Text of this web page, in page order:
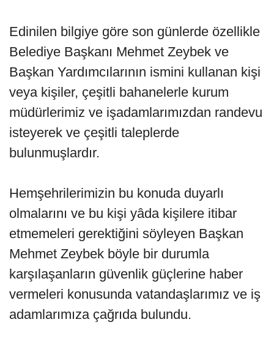
Edinilen bilgiye göre son günlerde özellikle
Belediye Başkanı Mehmet Zeybek ve
Başkan Yardımcılarının ismini kullanan kişi
veya kişiler, çeşitli bahanelerle kurum
müdürlerimiz ve işadamlarımızdan randevu
isteyerek ve çeşitli taleplerde
bulunmuşlardır.
Hemşehrilerimizin bu konuda duyarlı
olmalarını ve bu kişi yâda kişilere itibar
etmemeleri gerektiğini söyleyen Başkan
Mehmet Zeybek böyle bir durumla
karşılaşanların güvenlik güçlerine haber
vermeleri konusunda vatandaşlarımız ve iş
adamlarımıza çağrıda bulundu.